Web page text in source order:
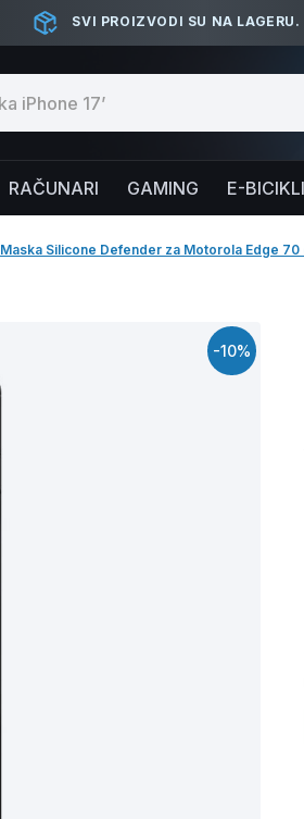
SVI PROIZVODI SU NA
RAČUNARI GAMING E-BICIKLI
Maska Silicone Defender za Motorola Edge 70
-10%